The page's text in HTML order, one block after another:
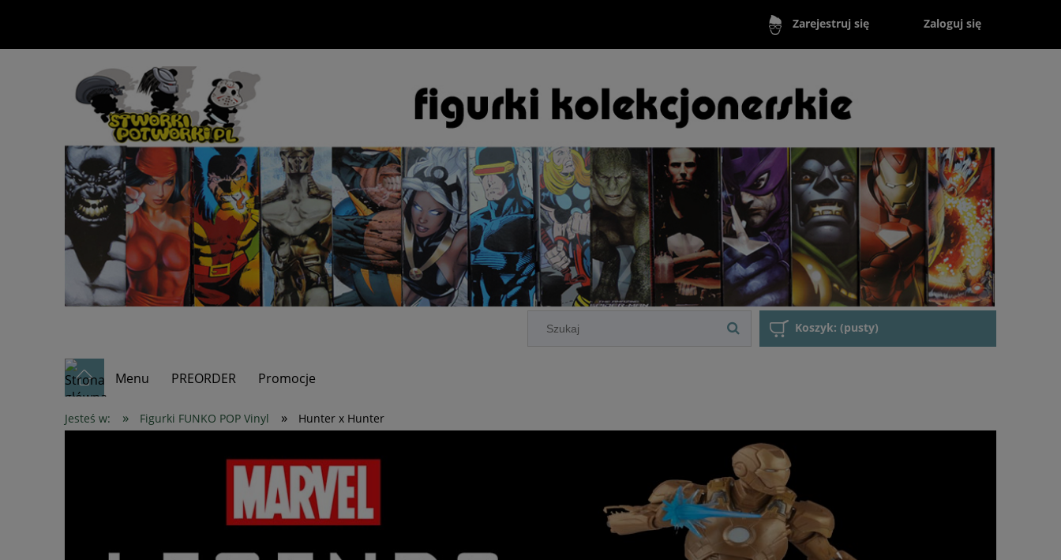
Zarejestruj się Zaloguj się
Koszyk: (pusty)
Menu PREORDER Promocje
Jesteś w: » Figurki FUNKO POP Vinyl » Hunter x Hunter